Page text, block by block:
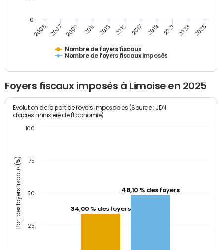
Nombre de foyers fiscaux
Nombre de foyers fiscaux imposés
2005 2007 2009 2011 2013 2015 2017 2019 2021 2023 2025
0
Foyers fiscaux imposés à Limoise en 2025
Part des foyers fiscaux (%)
Evolution de la part de foyers imposables (Source : JDN
d'après ministère de l'Economie)
34,00 % des foyers
48,10 % des foyers
25
50
75
100